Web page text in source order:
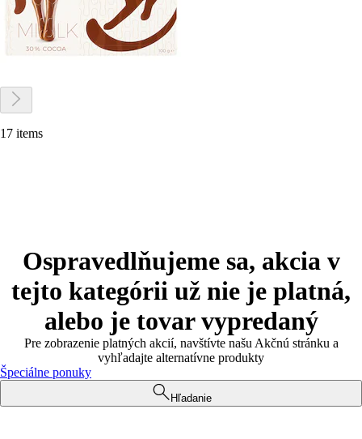
17 items
Ospravedlňujeme sa, akcia v
tejto kategórii už nie je platná,
alebo je tovar vypredaný
Pre zobrazenie platných akcií, navštívte našu Akčnú stránku a
vyhľadajte alternatívne produkty
Špeciálne ponuky
Hľadanie